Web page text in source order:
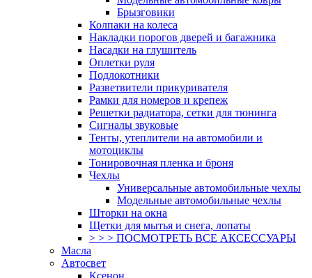
Брызговики
Колпаки на колеса
Накладки порогов дверей и багажника
Насадки на глушитель
Оплетки руля
Подлокотники
Разветвители прикуривателя
Рамки для номеров и крепеж
Решетки радиатора, сетки для тюнинга
Сигналы звуковые
Тенты, утеплители на автомобили и
мотоциклы
Тонировочная пленка и броня
Чехлы
Универсальные автомобильные чехлы
Модельные автомобильные чехлы
Шторки на окна
Щетки для мытья и снега, лопаты
> > > ПОСМОТРЕТЬ ВСЕ АКСЕССУАРЫ
Масла
Автосвет
Ксенон